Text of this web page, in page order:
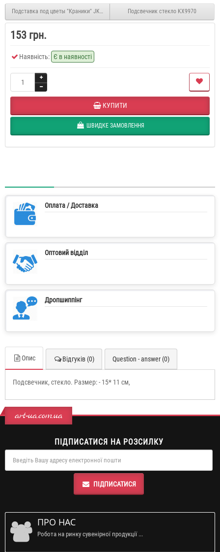
Подставка под цветы "Краники" JK69 Подсвечник стекло KX9970
153 грн.
Наявність: Є в наявності
КУПИТИ
ШВИДКЕ ЗАМОВЛЕННЯ
Оплата / Доставка
Оптовий відділ
Дропшиппінг
Опис Відгуків (0) Question - answer (0)
Подсвечник, стекло. Размер: - 15* 11 см,
art-ua.com.ua
ПІДПИСАТИСЯ НА РОЗСИЛКУ
ПІДПИСАТИСЯ
ПРО НАС
Робота на ринку сувенірної продукції ...